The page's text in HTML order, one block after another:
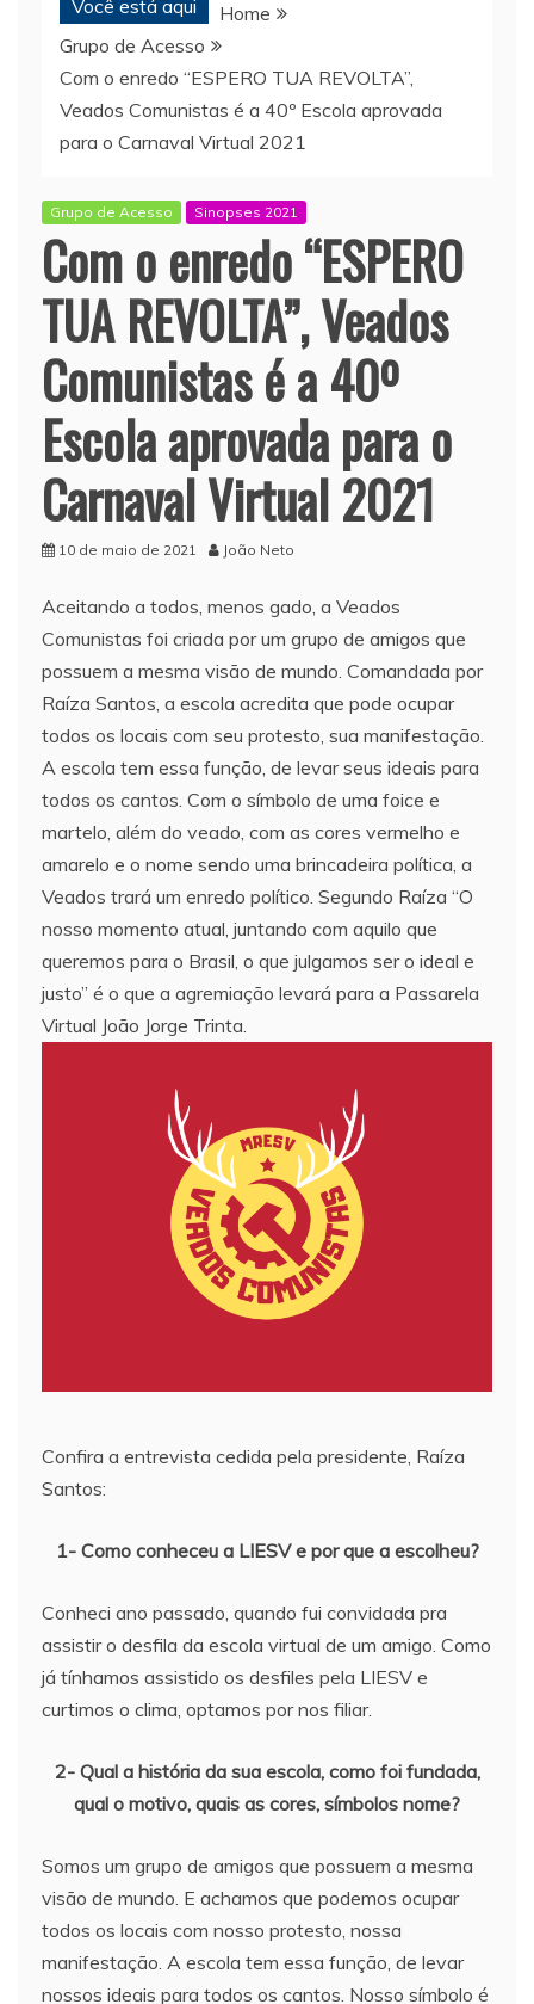
Você está aqui
Home
Grupo de Acesso
Com o enredo “ESPERO TUA REVOLTA”,
Veados Comunistas é a 40º Escola aprovada
para o Carnaval Virtual 2021
Grupo de Acesso Sinopses 2021
Com o enredo “ESPERO
TUA REVOLTA”, Veados
Comunistas é a 40º
Escola aprovada para o
Carnaval Virtual 2021
10 de maio de 2021 João Neto
Aceitando a todos, menos gado, a Veados
Comunistas foi criada por um grupo de amigos que
possuem a mesma visão de mundo. Comandada por
Raíza Santos, a escola acredita que pode ocupar
todos os locais com seu protesto, sua manifestação.
A escola tem essa função, de levar seus ideais para
todos os cantos. Com o símbolo de uma foice e
martelo, além do veado, com as cores vermelho e
amarelo e o nome sendo uma brincadeira política, a
Veados trará um enredo político. Segundo Raíza “O
nosso momento atual, juntando com aquilo que
queremos para o Brasil, o que julgamos ser o ideal e
justo” é o que a agremiação levará para a Passarela
Virtual João Jorge Trinta.
Confira a entrevista cedida pela presidente, Raíza
Santos:
1- Como conheceu a LIESV e por que a escolheu?
Conheci ano passado, quando fui convidada pra
assistir o desfila da escola virtual de um amigo. Como
já tínhamos assistido os desfiles pela LIESV e
curtimos o clima, optamos por nos filiar.
2- Qual a história da sua escola, como foi fundada,
qual o motivo, quais as cores, símbolos nome?
Somos um grupo de amigos que possuem a mesma
visão de mundo. E achamos que podemos ocupar
todos os locais com nosso protesto, nossa
manifestação. A escola tem essa função, de levar
nossos ideais para todos os cantos. Nosso símbolo é